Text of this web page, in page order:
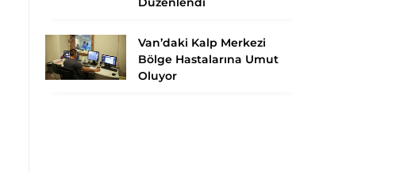
Van’daki Kalp Merkezi
Bölge Hastalarına Umut
Oluyor